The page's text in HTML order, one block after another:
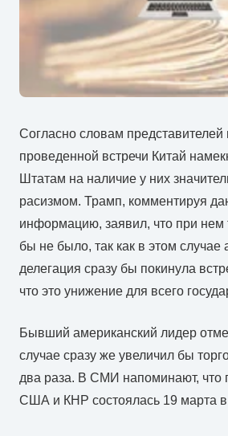
Согласно словам
проведенной встречи Китай
Штатам на наличие у них
расизмом. Трамп, комментируя
информацию, заявил, что при нем
бы не было, так как в этом случае
делегация сразу бы покинула
что это унижение для всего
Бывший американский лидер
случае сразу же увеличил бы
два раза. В СМИ напоминают, что
США и КНР состоялась 19 марта